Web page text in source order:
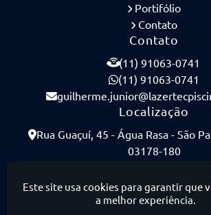
Portifólio
Contato
Contato
(11) 91063-0741
(11) 91063-0741
Localização
Rua Guaçuí, 45 - Água Rasa - São
03178-180
Este site usa cookies para garantir que
a melhor experiência.